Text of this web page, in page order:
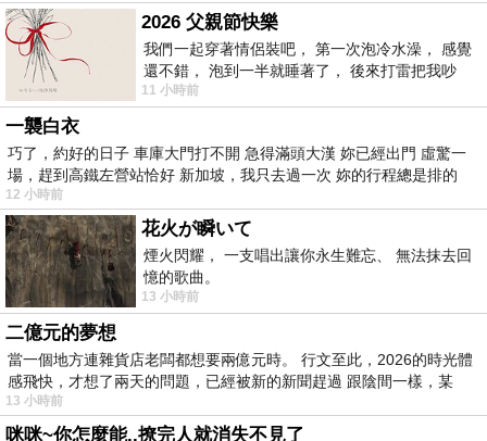
2026 父親節快樂
我們一起穿著情侶裝吧， 第一次泡冷水澡， 感覺
還不錯， 泡到一半就睡著了， 後來打雷把我吵
醒， 手
11 小時前
一襲白衣
巧了，約好的日子 車庫大門打不開 急得滿頭大漢 妳已經出門 虛驚一
場，趕到高鐵左營站恰好 新加坡，我只去過一次 妳的行程總是排的
12 小時前
花火が瞬いて
煙火閃耀， 一支唱出讓你永生難忘、 無法抹去回
憶的歌曲。
13 小時前
二億元的夢想
當一個地方連雜貨店老闆都想要兩億元時。 行文至此，2026的時光體
感飛快，才想了兩天的問題，已經被新的新聞趕過 跟陰間一樣，某
13 小時前
咪咪~你怎麼能..撩完人就消失不見了